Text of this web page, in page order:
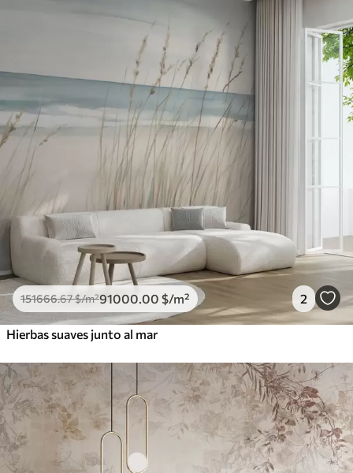
151666.67$/m²91000 .00 $/m² 2
Hierbas suaves junto al mar